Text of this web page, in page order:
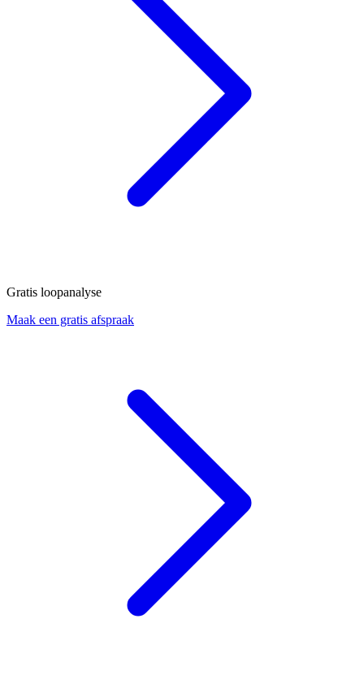
Gratis loopanalyse
Maak een gratis afspraak